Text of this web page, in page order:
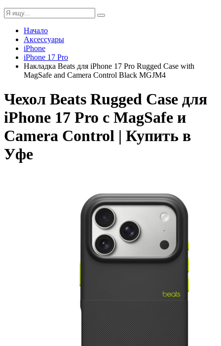
Начало
Аксессуары
iPhone
iPhone 17 Pro
Накладка Beats для iPhone 17 Pro Rugged Case with
MagSafe and Camera Control Black MGJM4
Чехол Beats Rugged Case для
iPhone 17 Pro с MagSafe и
Camera Control | Купить в
Уфе